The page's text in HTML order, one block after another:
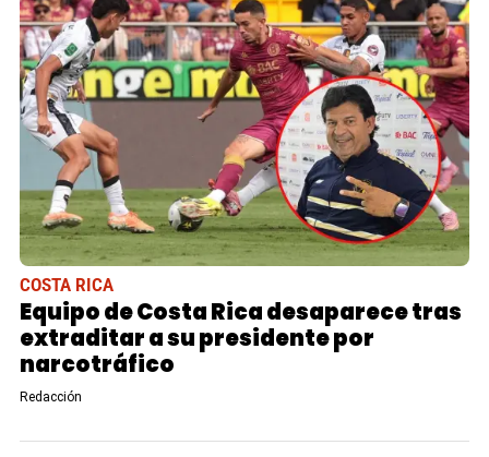
COSTA RICA
Equipo de Costa Rica desaparece tras
extraditar a su presidente por
narcotráfico
Redacción